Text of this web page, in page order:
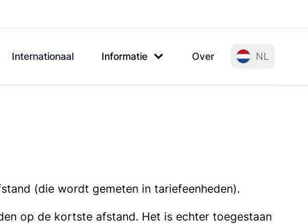
Internationaal Informatie Over NL
(die wordt gemeten in tariefeenheden).
op de kortste afstand. Het is echter toegestaan